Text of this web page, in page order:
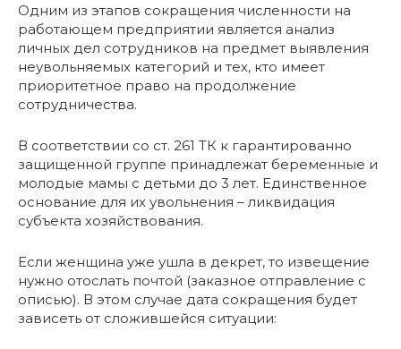
Одним из этапов сокращения численности на
работающем предприятии является анализ
личных дел сотрудников на предмет выявления
неувольняемых категорий и тех, кто имеет
приоритетное право на продолжение
сотрудничества.
В соответствии со ст. 261 ТК к гарантированно
защищенной группе принадлежат беременные и
молодые мамы с детьми до 3 лет. Единственное
основание для их увольнения – ликвидация
субъекта хозяйствования.
Если женщина уже ушла в декрет, то извещение
нужно отослать почтой (заказное отправление с
описью). В этом случае дата сокращения будет
зависеть от сложившейся ситуации: